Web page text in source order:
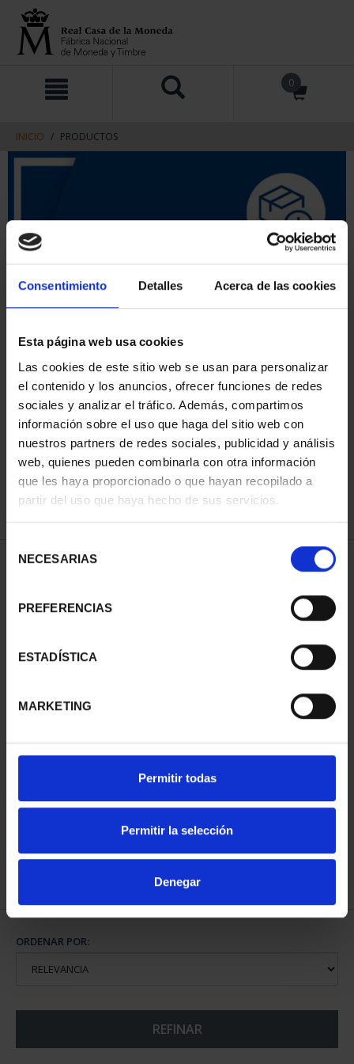
Consentimiento Detalles Acerca de las cookies
Esta página web usa cookies
Las cookies de este sitio web se usan para personalizar
el contenido y los anuncios, ofrecer funciones de redes
sociales y analizar el tráfico. Además, compartimos
información sobre el uso que haga del sitio web con
nuestros partners de redes sociales, publicidad y análisis
web, quienes pueden combinarla con otra información
que les haya proporcionado o que hayan recopilado a
partir del uso que haya hecho de sus servicios.
NECESARIAS
PREFERENCIAS
ESTADÍSTICA
MARKETING
Permitir todas
Permitir la selección
Denegar
contenido
navegacin
0
INICIO PRODUCTOS
ORDENAR POR:
REFINAR
1 Productos encontrados
CIUDADES PATRIMONIO
73,00 €
ORDENAR POR:
REFINAR